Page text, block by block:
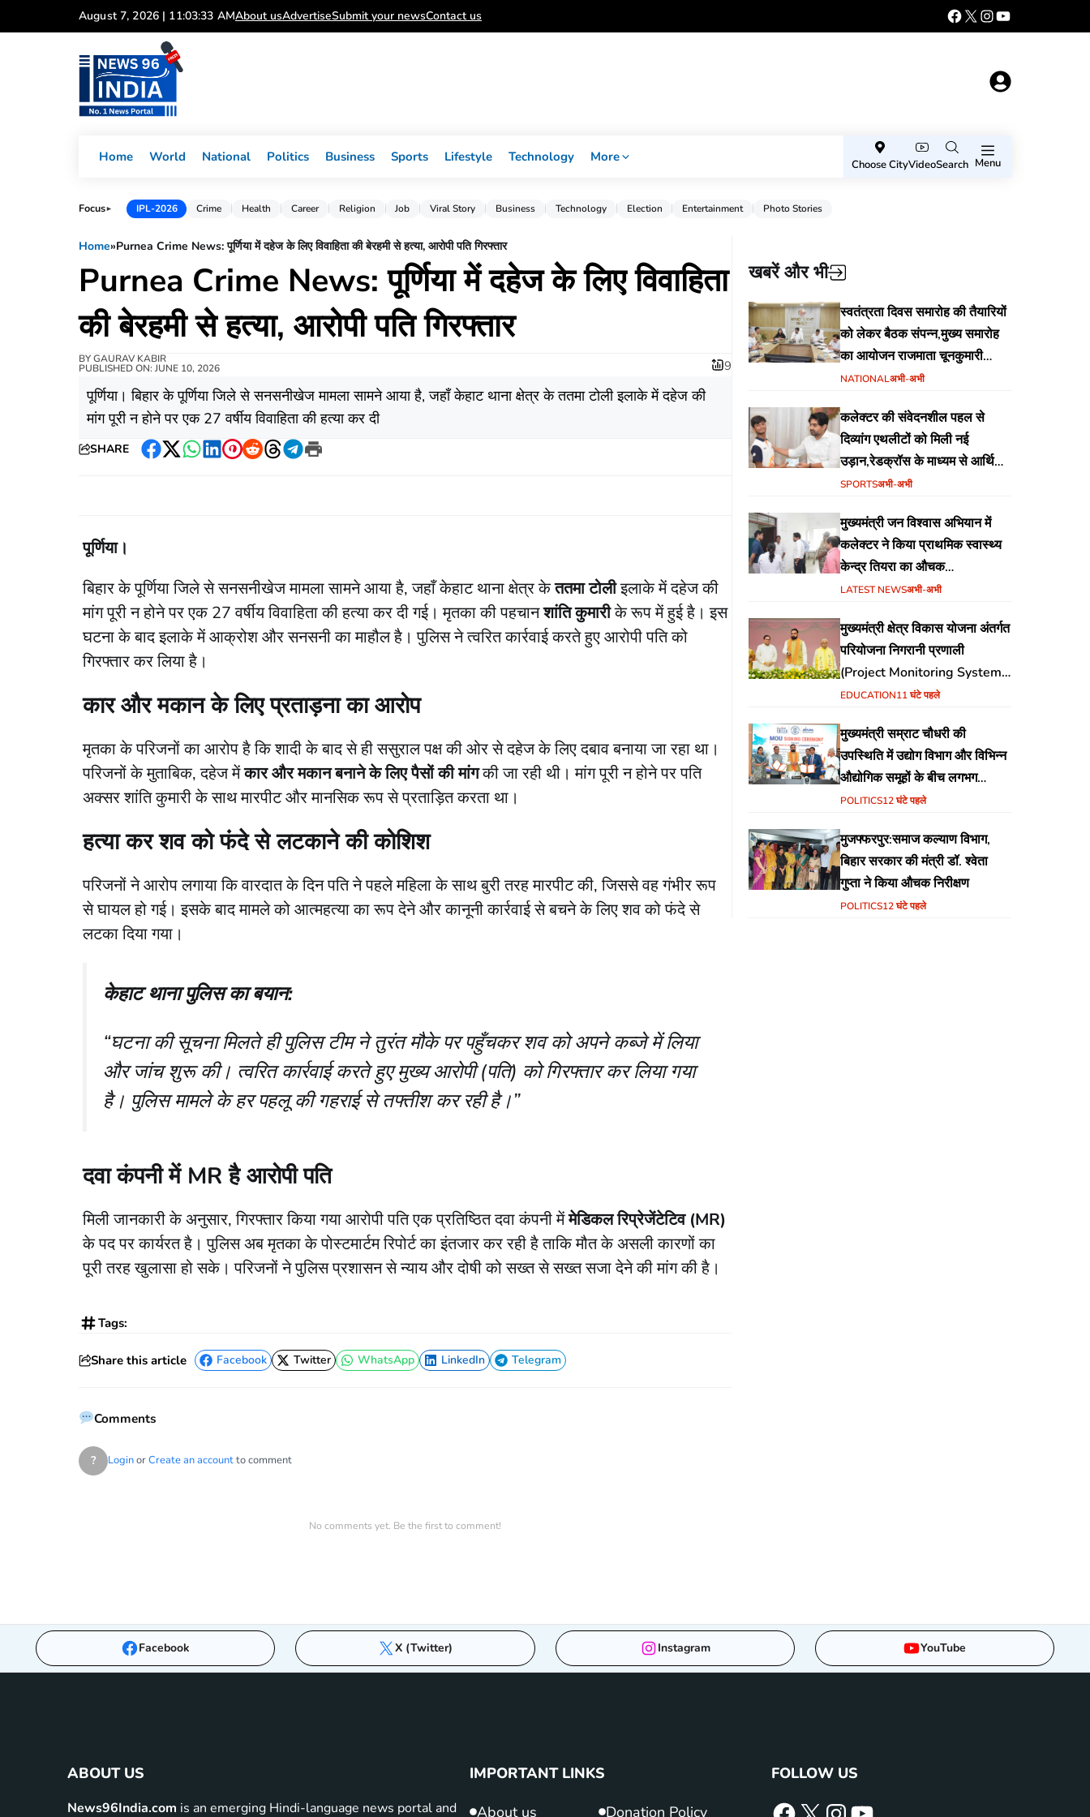
to
August 7, 2026 | 11:03:33 AMAbout usAdvertiseSubmit your newsContact us
Home World National Politics Business Sports Lifestyle Technology More
Choose CityVideoSearch Menu
Focus► IPL-2026 Crime Health Career Religion Job Viral Story Business Technology Election Entertainment Photo Stories
Home»Purnea Crime News: पूर्णिया में दहेज के लिए विवाहिता की बेरहमी से हत्या, आरोपी पति गिरफ्तार
Purnea Crime News: पूर्णिया में दहेज के लिए विवाहिता
की बेरहमी से हत्या, आरोपी पति गिरफ्तार
BYGAURAV KABIR
PUBLISHED ON: JUNE 10, 2026 9
​पूर्णिया। बिहार के पूर्णिया जिले से सनसनीखेज मामला सामने आया है, जहाँ केहाट थाना क्षेत्र के ततमा टोली इलाके में दहेज की
मांग पूरी न होने पर एक 27 वर्षीय विवाहिता की हत्या कर दी
SHARE
Facebook
Twitter
WhatsApp
LinkedIn
Pinterest
RedditThreads
Telegram
Print
पूर्णिया।
बिहार के पूर्णिया जिले से सनसनीखेज मामला सामने आया है, जहाँ केहाट थाना क्षेत्र केततमा टोलीइलाके में दहेज की
मांग पूरी न होने पर एक 27 वर्षीय विवाहिता की हत्या कर दी गई। मृतका की पहचानशांति कुमारीके रूप में हुई है। इस
घटना के बाद इलाके में आक्रोश और सनसनी का माहौल है। पुलिस ने त्वरित कार्रवाई करते हुए आरोपी पति को
गिरफ्तार कर लिया है।
कार और मकान के लिए प्रताड़ना का आरोप
​मृतका के परिजनों का आरोप है कि शादी के बाद से ही ससुराल पक्ष की ओर से दहेज के लिए दबाव बनाया जा रहा था।
परिजनों के मुताबिक, दहेज मेंकार और मकान बनाने के लिए पैसों की मांगकी जा रही थी। मांग पूरी न होने पर पति
अक्सर शांति कुमारी के साथ मारपीट और मानसिक रूप से प्रताड़ित करता था।
हत्या कर शव को फंदे से लटकाने की कोशिश
​परिजनों ने आरोप लगाया कि वारदात के दिन पति ने पहले महिला के साथ बुरी तरह मारपीट की, जिससे वह गंभीर रूप
से घायल हो गई। इसके बाद मामले को आत्महत्या का रूप देने और कानूनी कार्रवाई से बचने के लिए शव को फंदे से
लटका दिया गया।
केहाट थाना पुलिस का बयान:
“घटना की सूचना मिलते ही पुलिस टीम ने तुरंत मौके पर पहुँचकर शव को अपने कब्जे में लिया
और जांच शुरू की। त्वरित कार्रवाई करते हुए मुख्य आरोपी (पति) को गिरफ्तार कर लिया गया
है। पुलिस मामले के हर पहलू की गहराई से तफ्तीश कर रही है।”
दवा कंपनी में MR है आरोपी पति
​मिली जानकारी के अनुसार, गिरफ्तार किया गया आरोपी पति एक प्रतिष्ठित दवा कंपनी मेंमेडिकल रिप्रेजेंटेटिव (MR)
के पद पर कार्यरत है। पुलिस अब मृतका के पोस्टमार्टम रिपोर्ट का इंतजार कर रही है ताकि मौत के असली कारणों का
पूरी तरह खुलासा हो सके। परिजनों ने पुलिस प्रशासन से न्याय और दोषी को सख्त से सख्त सजा देने की मांग की है।
Tags:
Share this article
Facebook
Facebook
Twitter
Twitter
WhatsApp
WhatsApp
LinkedIn
LinkedIn
Telegram
Telegram
Comments
? LoginorCreate an accountto comment
No comments yet. Be the first to comment!
खबरें और भी
स्वतंत्रता दिवस समारोह की तैयारियों
को लेकर बैठक संपन्न,मुख्य समारोह
का आयोजन राजमाता चूनकुमारी
स्टेडियम बैढ़न में होगा
NATIONALअभी-अभी
कलेक्टर की संवेदनशील पहल से
दिव्यांग एथलीटों को मिली नई
उड़ान,रेडक्रॉस के माध्यम से आर्थिक
सहायता व खेल सामग्री उपलब्ध,
SPORTSअभी-अभी
मुख्यमंत्री जन विश्वास अभियान में
कलेक्टर ने किया प्राथमिक स्वास्थ्य
केन्द्र तियरा का औचक
निरीक्षण,समयबद्ध एवं गुणवत्तापूर्ण
निर्देश
LATEST NEWSअभी-अभी
मुख्यमंत्री क्षेत्र विकास योजना अंतर्गत
परियोजना निगरानी प्रणाली
(Project Monitoring System)
वेब पोर्टल का शुभारंभ
EDUCATION11 घंटे पहले
मुख्यमंत्री सम्राट चौधरी की
उपस्थिति में उद्योग विभाग और विभिन्न
औद्योगिक समूहों के बीच लगभग
₹51,600 करोड़ के निवेश हेतु
POLITICS12 घंटे पहले
मुजफ्फरपुर:समाज कल्याण विभाग,
बिहार सरकार की मंत्री डॉ. श्वेता
गुप्ता ने किया औचक निरीक्षण
POLITICS12 घंटे पहले
Facebook X (Twitter) Instagram YouTube
ABOUT US
News96India.com is an emerging Hindi-language news portal and
IMPORTANT LINKS
About us
Donation Policy
FOLLOW US